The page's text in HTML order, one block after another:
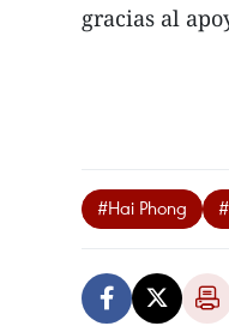
gracias al
#Hai Phong